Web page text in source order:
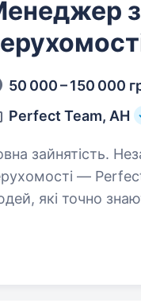
50 000 – 150 000
Perfect Team, АН
зайнятість. Незакінчена вища
—
які точно